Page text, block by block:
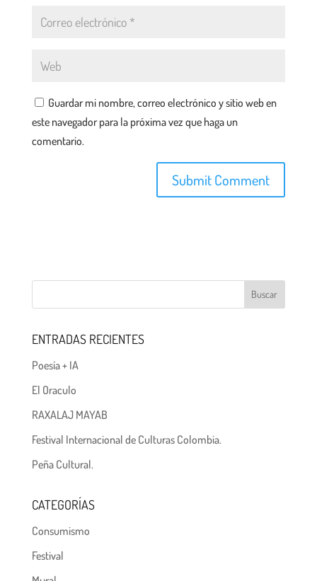
Guardar mi nombre, correo electrónico y sitio web en
este navegador para la próxima vez que haga un
comentario.
ENTRADAS RECIENTES
Poesía + IA
El Oraculo
RAXALAJ MAYAB
Festival Internacional de Culturas Colombia.
Peña Cultural.
CATEGORÍAS
Consumismo
Festival